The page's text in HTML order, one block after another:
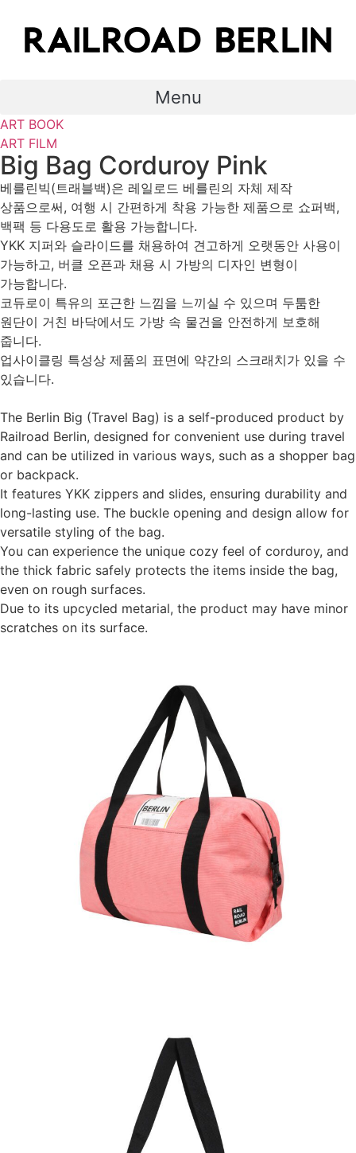
content
Menu
ART BOOK
ART FILM
Big Bag Corduroy Pink
베를린빅(트래블백)은 레일로드 베를린의 자체 제작
상품으로써, 여행 시 간편하게 착용 가능한 제품으로 쇼퍼백,
백팩 등 다용도로 활용 가능합니다.
YKK 지퍼와 슬라이드를 채용하여 견고하게 오랫동안 사용이
가능하고, 버클 오픈과 채용 시 가방의 디자인 변형이
가능합니다.
코듀로이 특유의 포근한 느낌을 느끼실 수 있으며 두툼한
원단이 거친 바닥에서도 가방 속 물건을 안전하게 보호해
줍니다.
업사이클링 특성상 제품의 표면에 약간의 스크래치가 있을 수
있습니다.
The Berlin Big (Travel Bag) is a self-produced product by
Railroad Berlin, designed for convenient use during travel
and can be utilized in various ways, such as a shopper bag
or backpack.
It features YKK zippers and slides, ensuring durability and
long-lasting use. The buckle opening and design allow for
versatile styling of the bag.
You can experience the unique cozy feel of corduroy, and
the thick fabric safely protects the items inside the bag,
even on rough surfaces.
Due to its upcycled metarial, the product may have minor
scratches on its surface.